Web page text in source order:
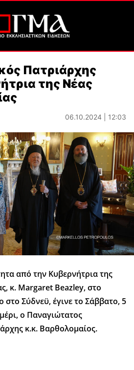
Πατριάρχης
της Νέας
06.10.2024 | 12:03
από την Κυβερνήτρια της
κ. Margaret Beazley, στο
Σύδνεϋ, έγινε το Σάββατο, 5
ο Παναγιώτατος
κ.κ. Βαρθολομαίος.